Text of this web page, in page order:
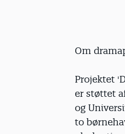
Om
Projektet
er støttet
og
to